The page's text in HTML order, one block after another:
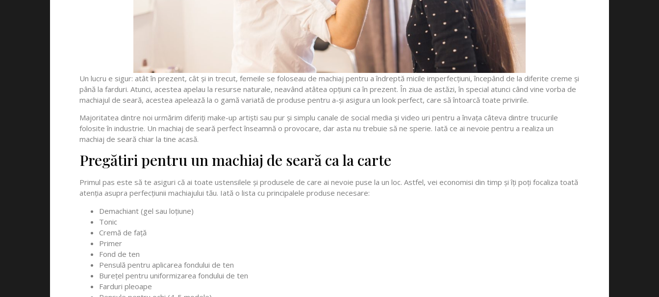
Un lucru e sigur: atât în prezent, cât și in trecut, femeile se foloseau de machiaj pentru a îndreptă micile imperfecțiuni, începând de la diferite creme și
până la farduri. Atunci, acestea apelau la resurse naturale, neavând atâtea opțiuni ca în prezent. În ziua de astăzi, în special atunci când vine vorba de
machiajul de seară, acestea apelează la o gamă variată de produse pentru a-și asigura un look perfect, care să întoarcă toate privirile.
Majoritatea dintre noi urmărim diferiți make-up artiști sau pur și simplu canale de social media și video uri pentru a învața câteva dintre trucurile
folosite în industrie. Un machiaj de seară perfect înseamnă o provocare, dar asta nu trebuie să ne sperie. Iată ce ai nevoie pentru a realiza un
machiaj de seară chiar la tine acasă.
Pregătiri pentru un machiaj de seară ca la carte
Primul pas este să te asiguri că ai toate ustensilele și produsele de care ai nevoie puse la un loc. Astfel, vei economisi din timp și îți poți focaliza toată
atenția asupra perfecțiunii machiajului tău. Iată o lista cu principalele produse necesare:
Demachiant (gel sau loțiune)
Tonic
Cremă de față
Primer
Fond de ten
Pensulă pentru aplicarea fondului de ten
Burețel pentru uniformizarea fondului de ten
Farduri pleoape